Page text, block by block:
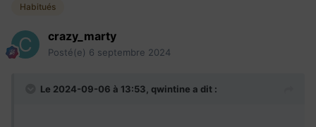
Habitués
crazy_marty
Posté(e) 6 septembre 2024
Le 2024-09-06 à 13:53, qwintine a dit :